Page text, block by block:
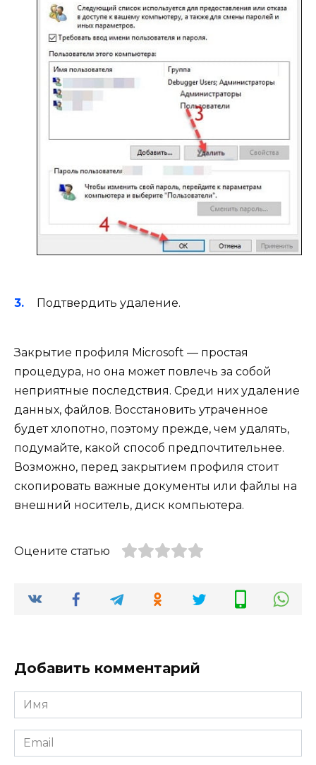
Подтвердить удаление.
Закрытие профиля Microsoft — простая
процедура, но она может повлечь за собой
неприятные последствия. Среди них удаление
данных, файлов. Восстановить утраченное
будет хлопотно, поэтому прежде, чем удалять,
подумайте, какой способ предпочтительнее.
Возможно, перед закрытием профиля стоит
скопировать важные документы или файлы на
внешний носитель, диск компьютера.
Оцените статью
Добавить комментарий
Имя
*
Email
*